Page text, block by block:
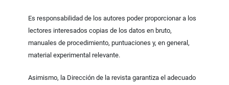
Es responsabilidad de los autores poder proporcionar a los
lectores interesados copias de los datos en bruto,
manuales de procedimiento, puntuaciones y, en general,
material experimental relevante.
Asimismo, la Dirección de la revista garantiza el adecuado